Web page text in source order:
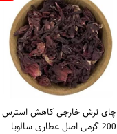
چای ترش خارجی کاهش استرس
200 گرمی اصل عطاری سالویا